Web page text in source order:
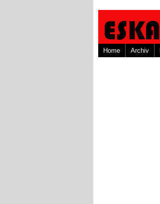
Home Archiv